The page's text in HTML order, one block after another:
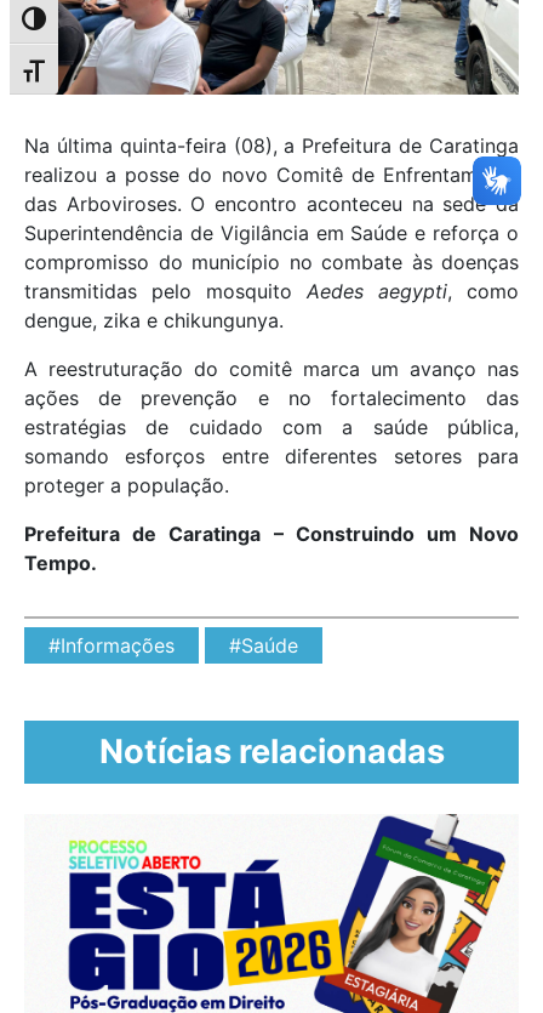
Alternar alto contraste
Alternar tamanho da fonte
Na última quinta-feira (08), a Prefeitura de Caratinga
realizou a posse do novo Comitê de Enfrentamento
das Arboviroses. O encontro aconteceu na sede da
Superintendência de Vigilância em Saúde e reforça o
compromisso do município no combate às doenças
transmitidas pelo mosquito Aedes aegypti, como
dengue, zika e chikungunya.
A reestruturação do comitê marca um avanço nas
ações de prevenção e no fortalecimento das
estratégias de cuidado com a saúde pública,
somando esforços entre diferentes setores para
proteger a população.
Prefeitura de Caratinga – Construindo um Novo
Tempo.
#Informações #Saúde
Notícias relacionadas